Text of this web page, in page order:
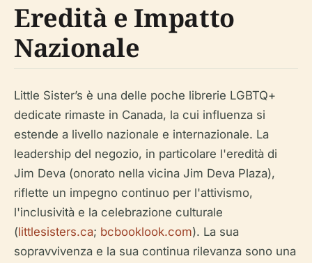
Eredità e Impatto
Nazionale
Little Sister’s è una delle poche librerie LGBTQ+
dedicate rimaste in Canada, la cui influenza si
estende a livello nazionale e internazionale. La
leadership del negozio, in particolare l'eredità di
Jim Deva (onorato nella vicina Jim Deva Plaza),
riflette un impegno continuo per l'attivismo,
l'inclusività e la celebrazione culturale
(littlesisters.ca; bcbooklook.com). La sua
sopravvivenza e la sua continua rilevanza sono una